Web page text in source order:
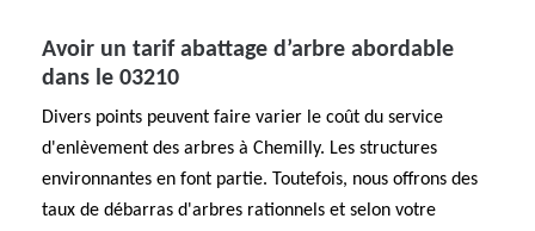
Avoir un tarif abattage d’arbre abordable
dans le 03210
Divers points peuvent faire varier le coût du service
d'enlèvement des arbres à Chemilly. Les structures
environnantes en font partie. Toutefois, nous offrons des
taux de débarras d'arbres rationnels et selon votre